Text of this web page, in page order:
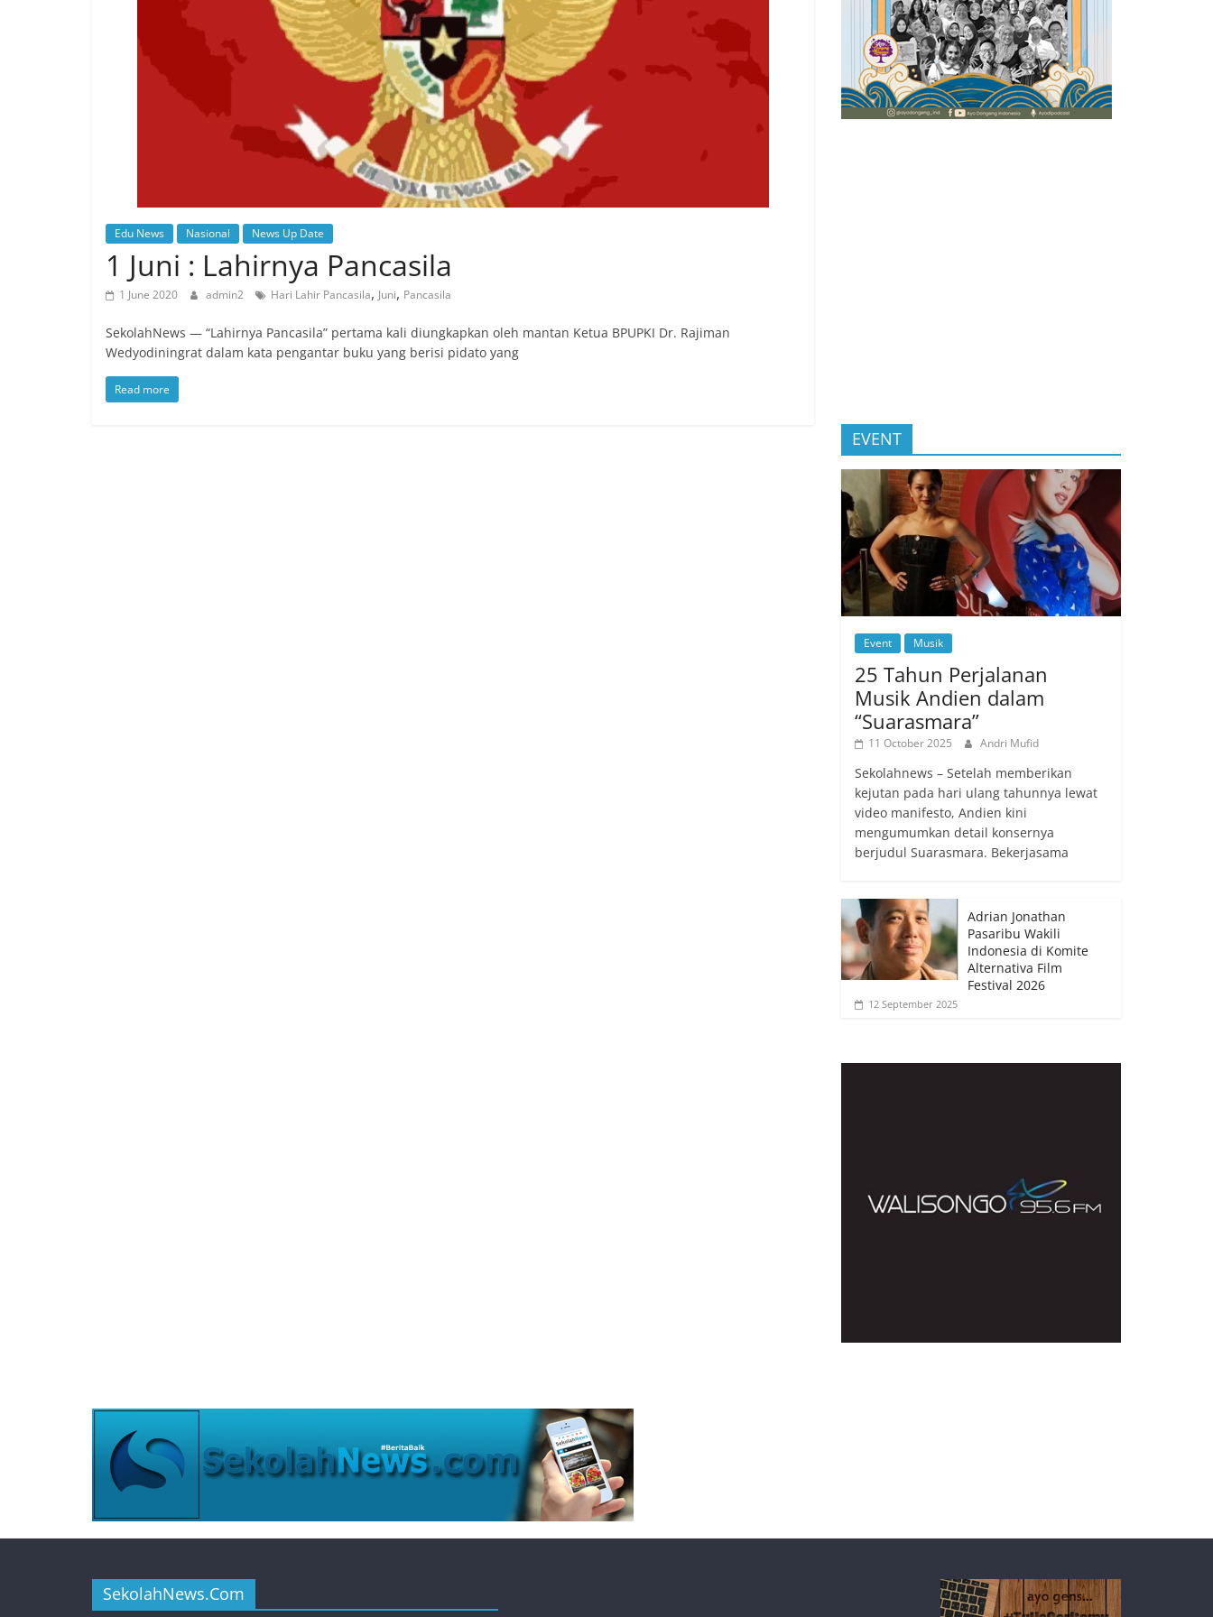
Edu News Nasional News Up Date
1 Juni : Lahirnya Pancasila
1 June 2020 admin2 Hari Lahir Pancasila, Juni, Pancasila
SekolahNews — “Lahirnya Pancasila” pertama kali diungkapkan oleh mantan Ketua BPUPKI Dr. Rajiman
Wedyodiningrat dalam kata pengantar buku yang berisi pidato yang
Read more
EVENT
Event Musik
25 Tahun Perjalanan
Musik Andien dalam
“Suarasmara”
11 October 2025 Andri Mufid
Sekolahnews – Setelah memberikan
kejutan pada hari ulang tahunnya lewat
video manifesto, Andien kini
mengumumkan detail konsernya
berjudul Suarasmara. Bekerjasama
Adrian Jonathan
Pasaribu Wakili
Indonesia di Komite
Alternativa Film
Festival 2026
12 September 2025
SekolahNews.Com